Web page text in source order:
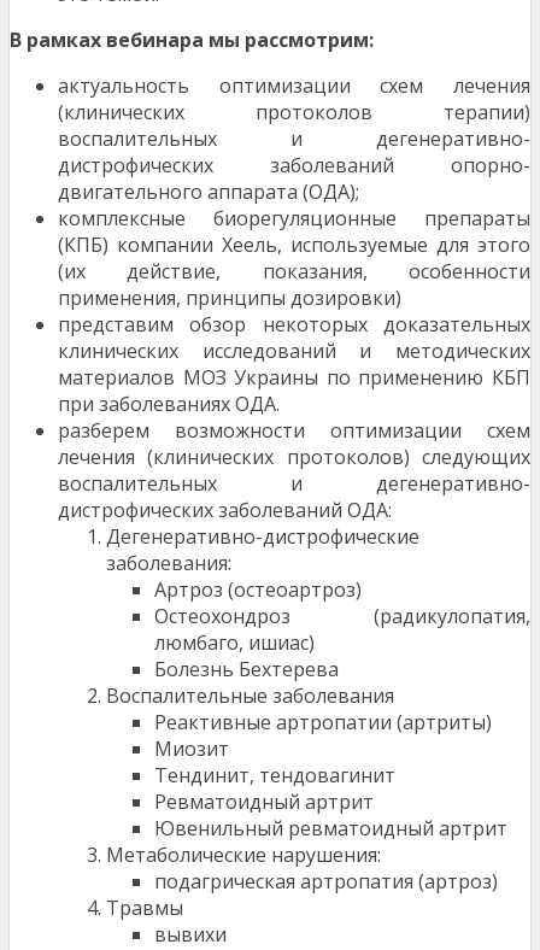
В рамках вебинара мы рассмотрим:
актуальность оптимизации схем лечения
(клинических протоколов терапии)
воспалительных и дегенеративно-
дистрофических заболеваний опорно-
двигательного аппарата (ОДА);
комплексные биорегуляционные препараты
(КПБ) компании Хеель, используемые для этого
(их действие, показания, особенности
применения, принципы дозировки)
представим обзор некоторых доказательных
клинических исследований и методических
материалов МОЗ Украины по применению КБП
при заболеваниях ОДА.
разберем возможности оптимизации схем
лечения (клинических протоколов) следующих
воспалительных и дегенеративно-
дистрофических заболеваний ОДА:
Дегенеративно-дистрофические
заболевания:
Артроз (остеоартроз)
Остеохондроз (радикулопатия,
люмбаго, ишиас)
Болезнь Бехтерева
Воспалительные заболевания
Реактивные артропатии (артриты)
Миозит
Тендинит, тендовагинит
Ревматоидный артрит
Ювенильный ревматоидный артрит
Метаболические нарушения:
подагрическая артропатия (артроз)
Травмы
вывихи